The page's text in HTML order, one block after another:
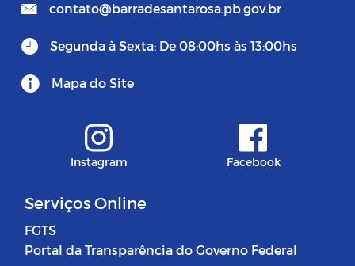
contato@barradesantarosa.pb.gov.br
Segunda à Sexta: De 08:00hs às 13:00hs
Mapa do Site
Instagram Facebook
Serviços Online
FGTS
Portal da Transparência do Governo Federal